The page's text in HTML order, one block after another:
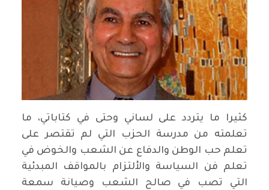
كثيرا ما يتردد على لساني وحتى في كتاباتي، ما
تعلمته من مدرسة الحزب التي لم تقتصر على
تعلم حب الوطن والدفاع عن الشعب والخوض في
تعلم فن السياسة واﻷلتزام بالمواقف المبدئية
التي تصب في صالح الشعب وصيانة سمعة